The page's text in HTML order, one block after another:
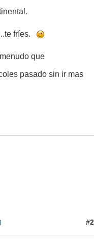
fríes.
que
pasado sin ir mas
#2